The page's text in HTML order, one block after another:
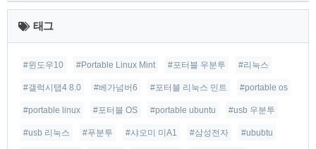
근
글 태그
#윈도우10 #Portable Linux Mint #포터블 우분투 #리눅스
#갤럭시탭4 8.0 #베가넘버6 #포터블 리눅스 민트 #portable os
#portable linux #포터블 OS #portable ubuntu #usb 우분투
#usb 리눅스 #푸분투 #샤오미 미A1 #삼성전자 #ububtu